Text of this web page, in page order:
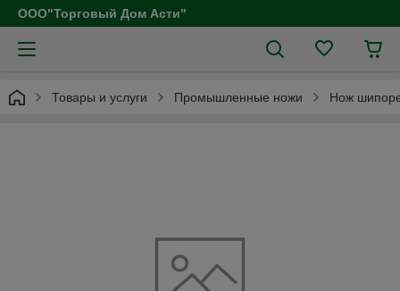
ООО"Торговый Дом Асти"
Товары и услуги Промышленные ножи Нож